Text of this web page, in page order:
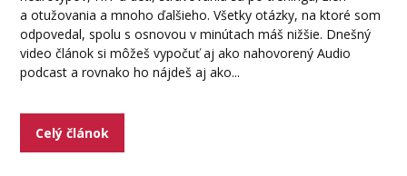
a otužovania a mnoho ďalšieho. Všetky otázky, na ktoré som
odpovedal, spolu s osnovou v minútach máš nižšie. Dnešný
video článok si môžeš vypočuť aj ako nahovorený Audio
podcast a rovnako ho nájdeš aj ako...
Celý článok